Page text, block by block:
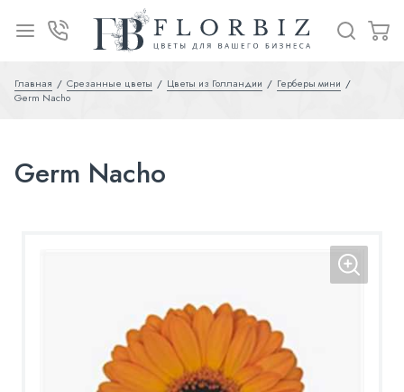
Главная Срезанные цветы Цветы из Голландии
Герберы мини
Germ Nacho
Germ Nacho